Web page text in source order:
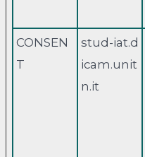
CONSEN
T
stud-iat.d
icam.unit
n.it